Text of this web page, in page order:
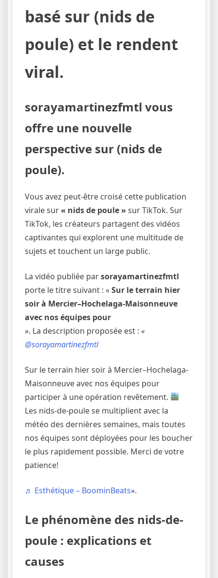
basé sur (nids de
poule) et le rendent
viral.
sorayamartinezfmtl vous
offre une nouvelle
perspective sur (nids de
poule).
Vous avez peut-être croisé cette publication
virale sur« nids de poule » sur TikTok. Sur
TikTok, les créateurs partagent des vidéos
captivantes qui explorent une multitude de
sujets et touchent un large public.
La vidéo publiée parsorayamartinezfmtl
porte le titre suivant : «Sur le terrain hier
soir à Mercier–Hochelaga-Maisonneuve
avec nos équipes pour
». La description proposée est : «
@sorayamartinezfmtl
Sur le terrain hier soir à Mercier–Hochelaga-
Maisonneuve avec nos équipes pour
participer à une opération revêtement.
Les nids-de-poule se multiplient avec la
météo des dernières semaines, mais toutes
nos équipes sont déployées pour les boucher
le plus rapidement possible. Merci de votre
patience!
♬ Esthétique – BoominBeats».
Le phénomène des nids-de-
poule : explications et
causes